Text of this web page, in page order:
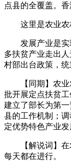
点县的全覆盖。
这里是农业农
发展产业是实
多扶贫产业走出
村部出台政策，统
【同期】农业
批开展定点扶贫
建立了部长为第
县的工作机制；
定优势特色产业发
【解说词】在
每天都在进行。